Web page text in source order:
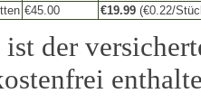
€45.00 €19.99 (€0.22/
der